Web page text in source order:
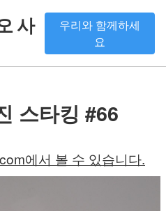
사
우리와 함께하세
요
스타킹 #66
에서 볼 수 있습니다.